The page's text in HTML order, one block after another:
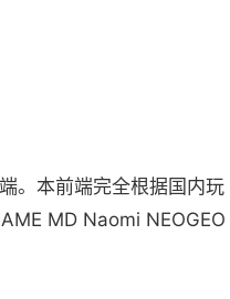
。本前端完全根据国内玩
MD Naomi NEOGEO